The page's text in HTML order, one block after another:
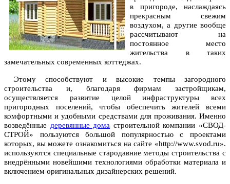
в пригороде, наслаждаясь
прекрасным свежим
воздухом, а другие вообще
рассчитывают на
постоянное место
жительства в таких
замечательных современных коттеджах.
Этому способствуют и высокие темпы загородного
строительства и, благодаря фирмам застройщикам,
осуществляется развитие целой инфраструктуры всех
пригородных поселений, чтобы обеспечить жителей всеми
комфортными и удобными средствами для проживания. Именно
возведённые деревянные дома строительной компании «СВОД-
СТРОЙ» пользуются большой популярностью с проектами
которых, вы можете ознакомиться на сайте «http://www.svod.ru».
используются специальные стародавние методы строительства с
внедрёнными новейшими технологиями обработки материала и
включением оригинальных дизайнерских решений.